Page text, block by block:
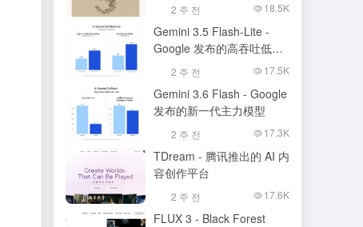
2 주 전 18.5K
Gemini 3.5 Flash-Lite -
Google 发布的高吞吐低成
本模型
2 주 전 17.5K
Gemini 3.6 Flash - Google
发布的新一代主力模型
2 주 전 17.3K
TDream - 腾讯推出的 AI 内
容创作平台
2 주 전 17.6K
FLUX 3 - Black Forest